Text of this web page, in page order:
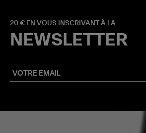
20 € EN VOUS INSCRIVANT À LA
NEWSLETTER